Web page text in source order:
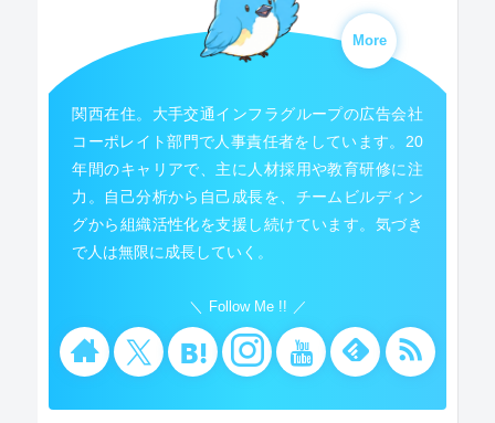
More
関西在住。大手交通インフラグループの広告会社
コーポレイト部門で人事責任者をしています。20
年間のキャリアで、主に人材採用や教育研修に注
力。自己分析から自己成長を、チームビルディン
グから組織活性化を支援し続けています。気づき
で人は無限に成長していく。
Follow Me !!